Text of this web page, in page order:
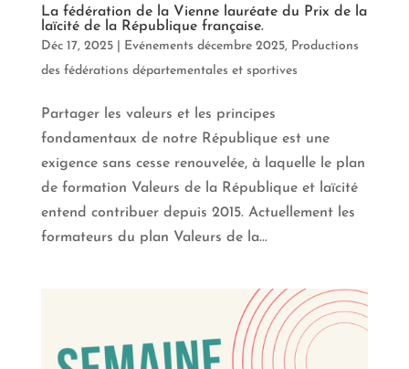
La fédération de la Vienne lauréate du Prix de la
laïcité de la République française.
Déc 17, 2025| Evénements décembre 2025, Productions
des fédérations départementales et sportives
Partager les valeurs et les principes
fondamentaux de notre République est une
exigence sans cesse renouvelée, à laquelle le plan
de formation Valeurs de la République et laïcité
entend contribuer depuis 2015. Actuellement les
formateurs du plan Valeurs de la...